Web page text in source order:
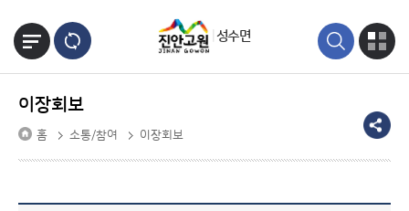
성수면
이장회보
홈 소통/참여 이장회보